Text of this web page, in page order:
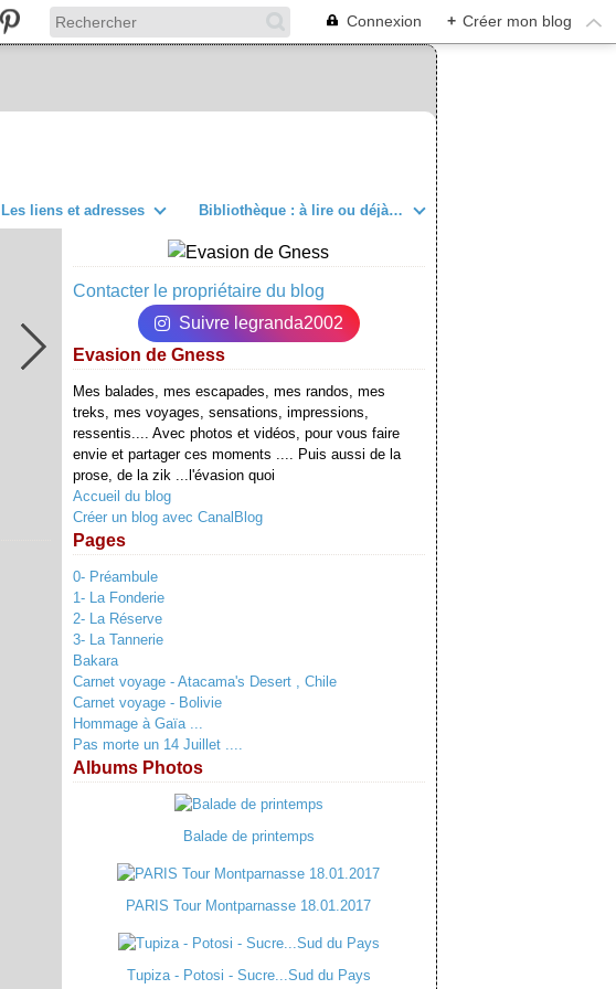
Connexion + Créer mon blog
Les liens et adresses Bibliothèque : à lire ou déjà lu
Contacter le propriétaire du blog
Suivre legranda2002
Evasion de Gness
Mes balades, mes escapades, mes randos, mes
treks, mes voyages, sensations, impressions,
ressentis.... Avec photos et vidéos, pour vous faire
envie et partager ces moments .... Puis aussi de la
prose, de la zik ...l'évasion quoi
Accueil du blog
Créer un blog avec CanalBlog
Pages
0- Préambule
1- La Fonderie
2- La Réserve
3- La Tannerie
Bakara
Carnet voyage - Atacama's Desert , Chile
Carnet voyage - Bolivie
Hommage à Gaïa ...
Pas morte un 14 Juillet ....
Albums Photos
Balade de printemps
PARIS Tour Montparnasse 18.01.2017
Tupiza - Potosi - Sucre...Sud du Pays